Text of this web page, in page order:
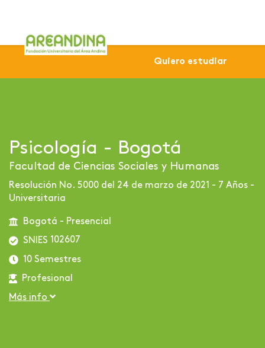
Sede Bogotá Psicología -
Psicología - Bogotá
Facultad de Ciencias Sociales y Humanas
Resolución No. 5000 del 24 de marzo de 2021 - 7 Años -
Universitaria
Bogotá - Presencial
SNIES 102607
10 Semestres
Profesional
Más info
Quiero estudiar